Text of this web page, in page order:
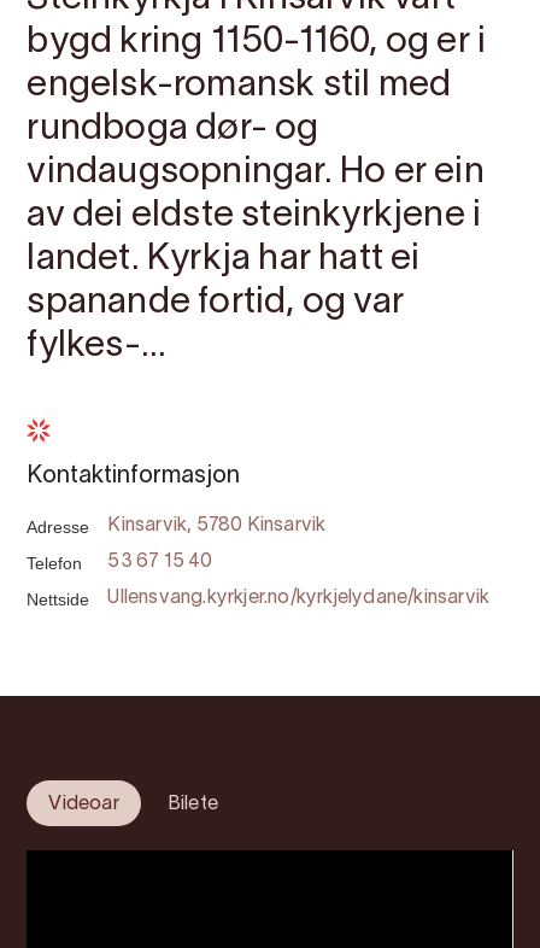
bygd kring 1150-1160, og er i
engelsk-romansk stil med
rundboga dør- og
vindaugsopningar. Ho er ein
av dei eldste steinkyrkjene i
landet. Kyrkja har hatt ei
spanande fortid, og var
fylkes-...
Kontaktinformasjon
Adresse Kinsarvik, 5780 Kinsarvik
Telefon 53 67 15 40
Nettside Ullensvang.kyrkjer.no/kyrkjelydane/kinsarvik
Videoar Bilete